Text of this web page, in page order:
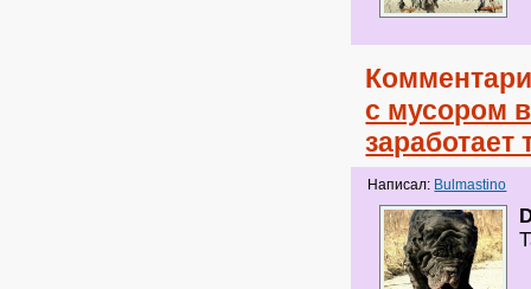
с мусором
заработает
Написал: Bulmastino